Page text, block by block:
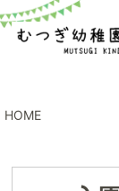
HOME